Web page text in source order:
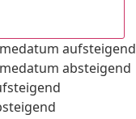
aufsteigend
absteigend